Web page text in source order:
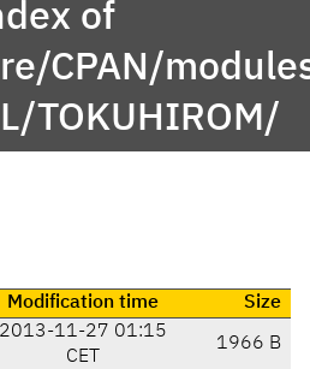
of
CPAN/
TOKUHIROM/
Modification time
Size
2013-11-27 01:15
CET
1966 B